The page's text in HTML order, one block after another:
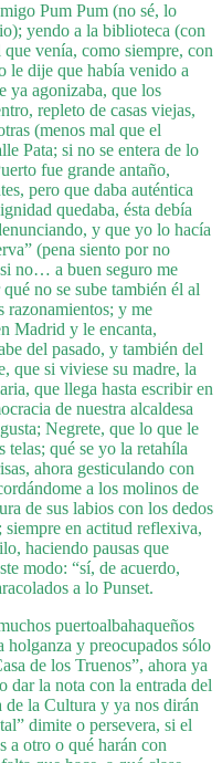
Pum Pum (no sé, lo
yendo a la biblioteca (con
venía, como siempre, con
le dije que había venido a
ya agonizaba, que los
repleto de casas viejas,
(menos mal que el
Pata; si no se entera de lo
fue grande antaño,
pero que daba auténtica
quedaba, ésta debía
y que yo lo hacía
(pena siento por no
no… a buen seguro me
no se sube también él al
razonamientos; y me
Madrid y le encanta,
del pasado, y también del
que si viviese su madre, la
que llega hasta escribir en
de nuestra alcaldesa
Negrete, que lo que le
telas; qué se yo la retahíla
ahora gesticulando con
a los molinos de
de sus labios con los dedos
en actitud reflexiva,
haciendo pausas que
modo: “sí, de acuerdo,
a lo Punset.
puertoalbahaqueños
holganza y preocupados sólo
de los Truenos”, ahora ya
dar la nota con la entrada del
de la Cultura y ya nos dirán
dimite o persevera, si el
a otro o qué harán con